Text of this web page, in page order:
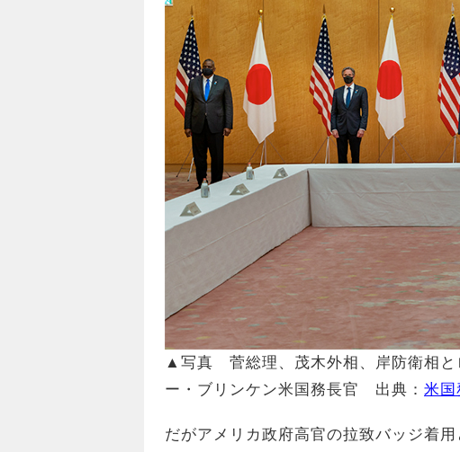
▲写真 菅総理、茂木外相、岸防衛相と
ー・ブリンケン米国務長官 出典： 米国
だがアメリカ政府高官の拉致バッジ着